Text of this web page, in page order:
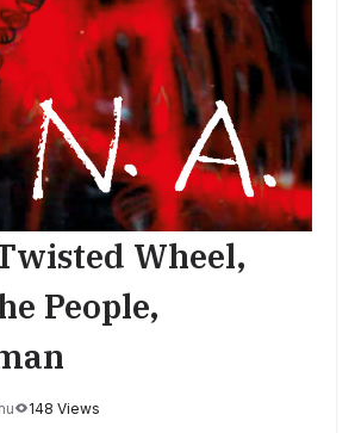
Wheel,
People,
148 Views